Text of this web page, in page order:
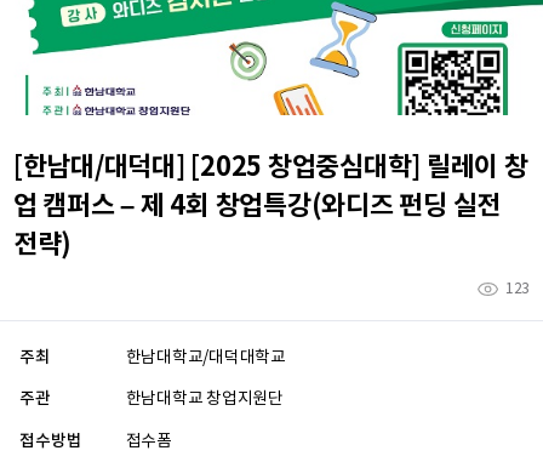
[한남대/대덕대] [2025 창업중심대학] 릴레이 창
업 캠퍼스 – 제 4회 창업특강(와디즈 펀딩 실전
전략)
123
주최 한남대학교/대덕대학교
주관 한남대학교 창업지원단
접수방법 접수폼